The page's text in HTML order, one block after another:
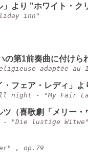
」より "ホワイト・ク
inn"
の第1前奏曲に付けら
adaptée au
・フェア・レディ」
night - "My Fair
（喜歌劇「メリー・
- "Die lustige Witwe"
, op.79